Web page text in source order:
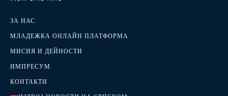
ЗА НАС
МЛАДЕЖКА ОНЛАЙН ПЛАТФОРМА
МИСИЯ И ДЕЙНОСТИ
ИМПРЕСУМ
КОНТАКТИ